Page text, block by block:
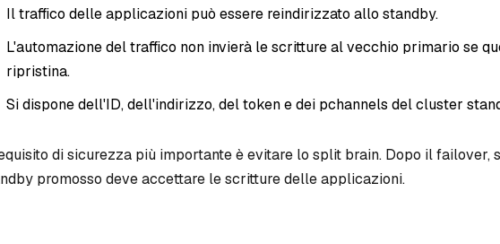
Il traffico delle applicazioni può essere reindirizzato allo standby.
L'automazione del traffico non invierà le scritture al vecchio primario se
ripristina.
Si dispone dell'ID, dell'indirizzo, del token e dei pchannels del cluster
di sicurezza più importante è evitare lo split brain. Dopo il failover,
promosso deve accettare le scritture delle applicazioni.